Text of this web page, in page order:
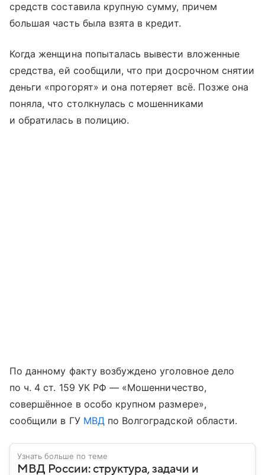
средств составила крупную сумму, причем
большая часть была взята в кредит.
Когда женщина попыталась вывести вложенные
средства, ей сообщили, что при досрочном снятии
деньги «прогорят» и она потеряет всё. Позже она
поняла, что столкнулась с мошенниками
и обратилась в полицию.
По данному факту возбуждено уголовное дело
по ч. 4 ст. 159 УК РФ — «Мошенничество,
совершённое в особо крупном размере»,
сообщили в ГУ МВДпо Волгоградской области.
Узнать больше по теме
МВД России: структура, задачи и